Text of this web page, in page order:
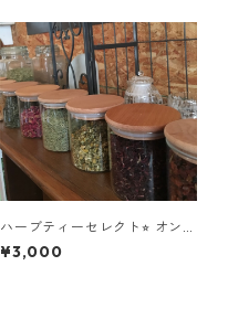
ハーブティーセレクト⭐︎ オンラ
インお茶会
¥3,000